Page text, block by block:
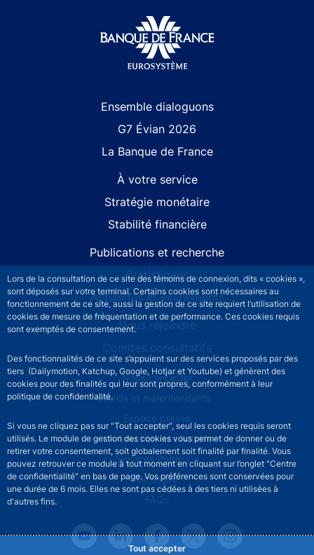
Lors de la consultation de ce site des témoins de connexion, dits « cookies »,
sont déposés sur votre terminal. Certains cookies sont nécessaires au
fonctionnement de ce site, aussi la gestion de ce site requiert l’utilisation de
cookies de mesure de fréquentation et de performance. Ces cookies requis
sont exemptés de consentement.
Des fonctionnalités de ce site s’appuient sur des services proposés par des
tiers (Dailymotion, Katchup, Google, Hotjar et Youtube) et génèrent des
cookies pour des finalités qui leur sont propres, conformément à leur
politique de confidentialité.
Si vous ne cliquez pas sur "Tout accepter", seul les cookies requis seront
utilisés. Le module de gestion des cookies vous permet de donner ou de
retirer votre consentement, soit globalement soit finalité par finalité. Vous
pouvez retrouver ce module à tout moment en cliquant sur l’onglet "Centre
de confidentialité" en bas de page. Vos préférences sont conservées pour
une durée de 6 mois. Elles ne sont pas cédées à des tiers ni utilisées à
d'autres fins.
Tout accepter
Ensemble dialoguons
G7 Évian 2026
La Banque de France
À votre service
Stratégie monétaire
Stabilité financière
Publications et recherche
Statistiques
Actualités et événements
Nous rejoindre
Comités consultatifs
Footer secondary menuNous contacter
Sourds et malentendants
Espace presse
La direction des Achats
Services Publics +
Glossaire
FAQs